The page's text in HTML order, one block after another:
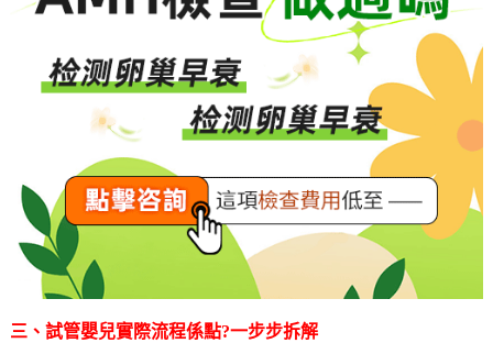
三、試管嬰兒實際流程係點?一步步拆解